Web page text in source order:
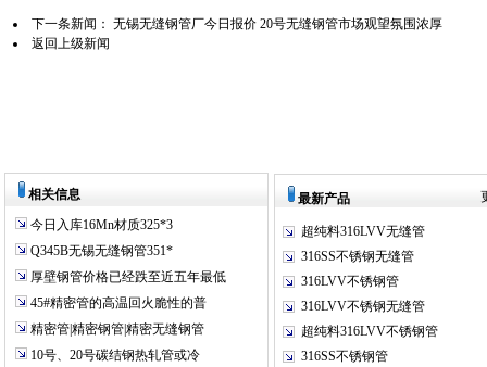
下一条新闻： 无锡无缝钢管厂今日报价 20号无缝钢管市场观望氛围浓厚
返回上级新闻
相关信息
今日入库16Mn材质325*3
Q345B无锡无缝钢管351*
厚壁钢管价格已经跌至近五年最低
45#精密管的高温回火脆性的普
精密管|精密钢管|精密无缝钢管
10号、20号碳结钢热轧管或冷
最新产品
超纯料316LVV无缝管
316SS不锈钢无缝管
316LVV不锈钢管
316LVV不锈钢无缝管
超纯料316LVV不锈钢管
316SS不锈钢管